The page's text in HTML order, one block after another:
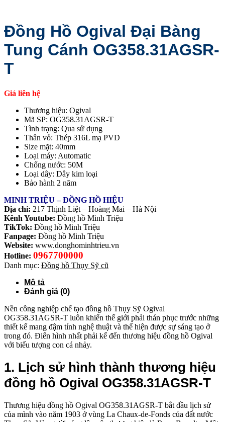
Đồng Hồ Ogival Đại Bàng
Tung Cánh OG358.31AGSR-
T
Giá liên hệ
Thương hiệu: Ogival
Mã SP: OG358.31AGSR-T
Tình trạng: Qua sử dụng
Thân vỏ: Thép 316L mạ PVD
Size mặt: 40mm
Loại máy: Automatic
Chống nước: 50M
Loại dây: Dây kim loại
Bảo hành 2 năm
MINH TRIỆU – ĐỒNG HỒ HIỆU
Địa chỉ: 217 Thịnh Liệt – Hoàng Mai – Hà Nội
Kênh Youtube: Đồng hồ Minh Triệu
TikTok: Đồng hồ Minh Triệu
Fanpage: Đồng hồ Minh Triệu
Website: www.donghominhtrieu.vn
Hotline: 0967700000
Danh mục: Đồng hồ Thụy Sỹ cũ
Mô tả
Đánh giá (0)
Nền công nghiệp chế tạo đồng hồ Thụy Sỹ Ogival
OG358.31AGSR-T luôn khiến thế giới phải thán phục trước những
thiết kế mang đậm tính nghệ thuật và thể hiện được sự sáng tạo ở
trong đó. Điển hình nhất phải kể đến thương hiệu đồng hồ Ogival
với biểu tượng con cá nhảy.
1. Lịch sử hình thành thương hiệu
đồng hồ Ogival OG358.31AGSR-T
Thương hiệu đồng hồ Ogival OG358.31AGSR-T bắt đầu lịch sử
của mình vào năm 1903 ở vùng La Chaux-de-Fonds của đất nước